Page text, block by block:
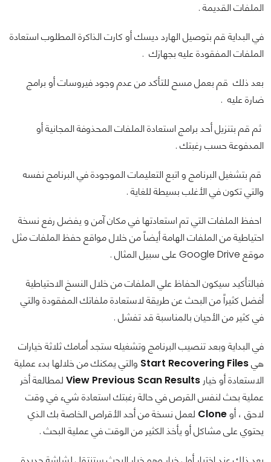
الملفات القديمة .
في البداية قم بتوصيل الهارد ديسك أو كارت الذاكرة المطلوب استعادة
الملفات المفقودة عليه بجهازك .
بعد ذلك قم بعمل مسح للتأكد من عدم وجود فيروسات أو برامج
ضارة عليه .
ثم قم بتنزيل أحد برامج استعادة الملفات المحذوفة المجانية أو
المدفوعة حسب رغبتك .
قم بتشغيل البرنامج و اتبع التعليمات الموجودة في البرنامج نفسه
والتي تكون في الأغلب بسيطة للغاية .
احفظ الملفات التي تم استعادتها في مكان آمن و يفضل رفع نسخة
احتياطية من الملفات الهامة أيضاً من خلال مواقع حفظ الملفات مثل
موقع Google Drive على سبيل المثال .
فبالتأكيد سيكون الحفاظ علي الملفات من خلال النسخ الاحتياطية
أفضل كثيراً من البحث عن طريقة لاستعادة ملفاتك المفقودة والتي
في كثير من الأحيان بالمناسبة قد تفشل .
في البداية وبعد تنصيب البرنامج وتشغيله ستجد أمامك ثلاثة خيارات
هيStart Recovering Files والتي يمكنك من خلالها بدء عملية
الاستعادة أو خيار View Previous Scan Results لمطالعة أخر
عملية بحث لنفس القرص في حالة رغبتك استعادة شيء في وقت
لاحق ، أوClone لعمل نسخة من أحد الأقراص الخاصة بك الذي
يحتوي على مشاكل أو يأخذ الكثير من الوقت في عملية البحث .